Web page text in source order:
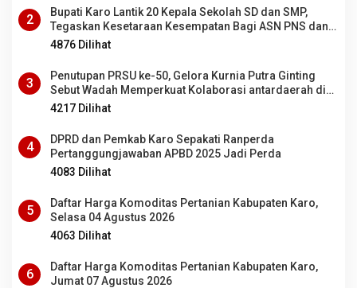
2
Bupati Karo Lantik 20 Kepala Sekolah SD dan SMP,
Tegaskan Kesetaraan Kesempatan Bagi ASN PNS dan
PPPK
4876 Dilihat
3
Penutupan PRSU ke-50, Gelora Kurnia Putra Ginting
Sebut Wadah Memperkuat Kolaborasi antardaerah di
Sumut
4217 Dilihat
4
DPRD dan Pemkab Karo Sepakati Ranperda
Pertanggungjawaban APBD 2025 Jadi Perda
4083 Dilihat
5
Daftar Harga Komoditas Pertanian Kabupaten Karo,
Selasa 04 Agustus 2026
4063 Dilihat
6
Daftar Harga Komoditas Pertanian Kabupaten Karo,
Jumat 07 Agustus 2026